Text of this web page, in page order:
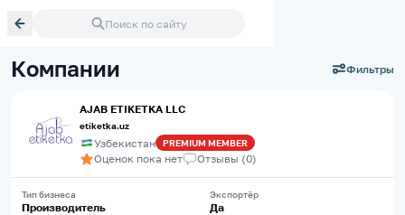
Поиск по сайту
Компании Фильтры
AJAB ETIKETKA LLC
etiketka.uz
Узбекистан PREMIUM MEMBER
Оценок пока нет Отзывы (0)
Тип бизнеса
Производитель
Экспортёр
Да